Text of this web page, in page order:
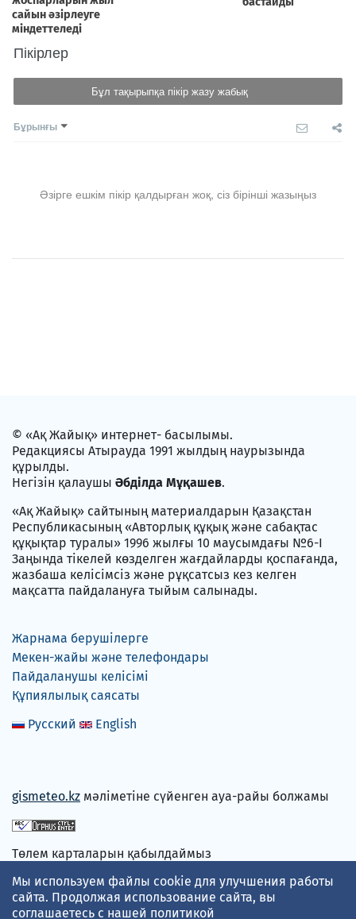
Пікірлер
Бұл тақырыпқа пікір жазу жабық
Бұрынғы
Әзірге ешкім пікір қалдырған жоқ, сіз бірінші жазыңыз
© «Ақ Жайық» интернет- басылымы.
Редакциясы Атырауда 1991 жылдың наурызында
құрылды.
Негізін қалаушы Әбділда Мұқашев.
«Ақ Жайық» сайтының материалдарын Қазақстан
Республикасының «Авторлық құқық және сабақтас
құқықтар туралы» 1996 жылғы 10 маусымдағы №6-I
Заңында тікелей көзделген жағдайларды қоспағанда,
жазбаша келісімсіз және рұқсатсыз кез келген
мақсатта пайдалануға тыйым салынады.
Жарнама берушілерге
Мекен-жайы және телефондары
Пайдаланушы келісімі
Құпиялылық саясаты
Русский
English
gismeteo.kz мәліметіне сүйенген ауа-райы болжамы
Төлем карталарын қабылдаймыз
Мы используем файлы cookie для улучшения работы
сайта. Продолжая использование сайта, вы
соглашаетесь с нашей политикой